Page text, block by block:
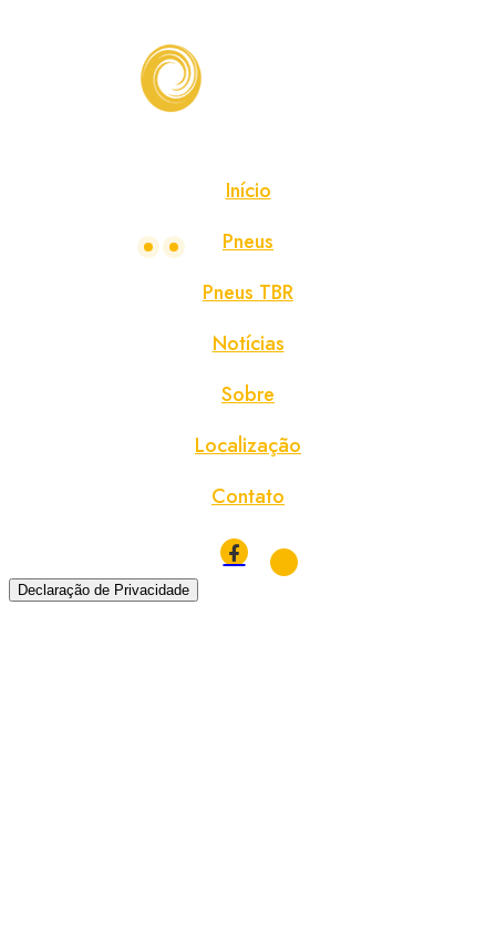
Início
Pneus
Pneus TBR
Notícias
Sobre
Localização
Contato
Declaração de Privacidade